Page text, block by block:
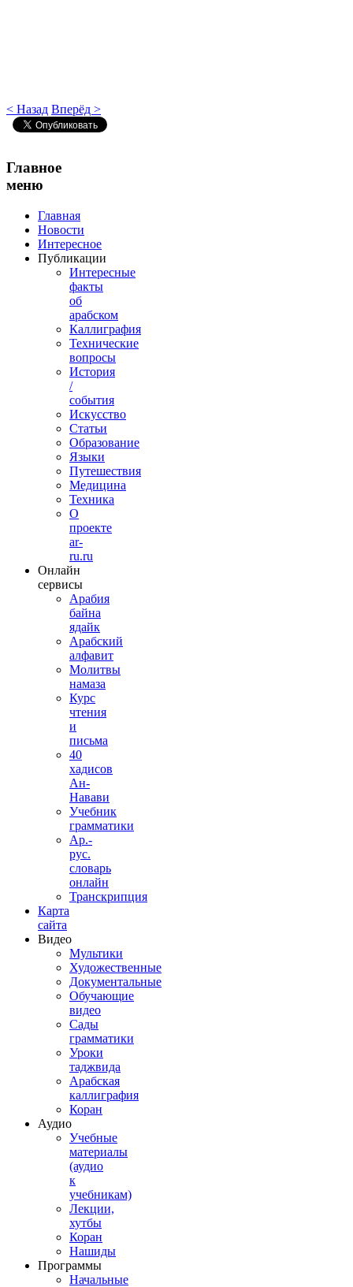
< Назад Вперёд >
Главное
меню
Главная
Новости
Интересное
Публикации
Интересные
факты
об
арабском
Каллиграфия
Технические
вопросы
История
/
события
Искусство
Статьи
Образование
Языки
Путешествия
Медицина
Техника
О
проекте
ar-
ru.ru
Онлайн
сервисы
Арабия
байна
ядайк
Арабский
алфавит
Молитвы
намаза
Курс
чтения
и
письма
40
хадисов
Ан-
Навави
Учебник
грамматики
Ар.-
рус.
словарь
онлайн
Транскрипция
Карта
сайта
Видео
Мультики
Художественные
Документальные
Обучающие
видео
Сады
грамматики
Уроки
таджвида
Арабская
каллиграфия
Коран
Аудио
Учебные
материалы
(аудио
к
учебникам)
Лекции,
хутбы
Коран
Нашиды
Программы
Начальные